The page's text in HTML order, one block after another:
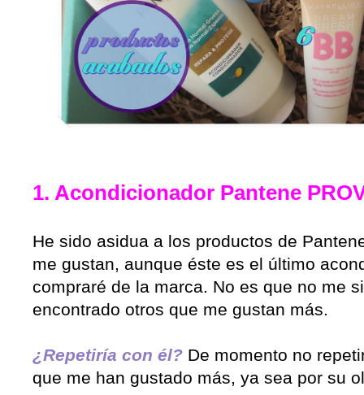
1. Acondicionador Pantene
He sido asidua a los productos de
me gustan, aunque éste es el último
compraré de la marca. No es que no me
encontrado otros que me gustan más.
¿Repetiría con él? De momento no
que me han gustado más, ya sea por su